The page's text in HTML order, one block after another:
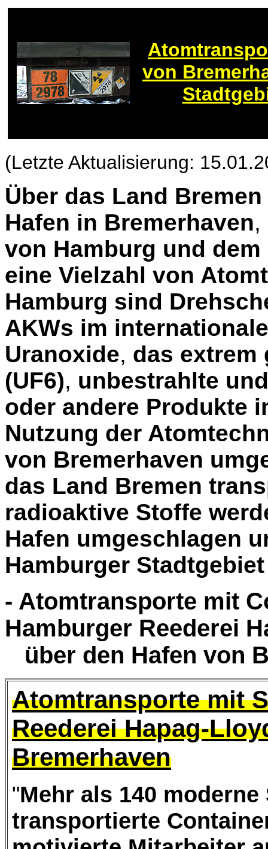
von
(Letzte Aktualisierung:
Über das Land
Hafen in Bremerhaven,
von Hamburg und
eine Vielzahl von
Hamburg sind
AKWs im
Uranoxide, das extrem
(UF6), unbestrahlte
oder andere Produkte
Nutzung der
von Bremerhaven
das Land Bremen
radioaktive Stoffe
Hafen umgeschlagen
Hamburger
- Atomtransporte mit
Hamburger Reederei
über den Hafen von
Atomtransporte mit
Reederei Hapag-
Bremerhaven
"Mehr als 140 moderne
transportierte